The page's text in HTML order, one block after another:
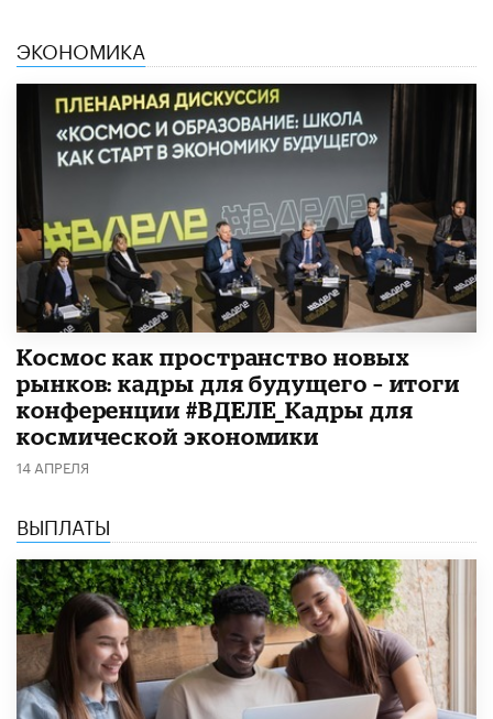
ЭКОНОМИКА
Космос как пространство новых
рынков: кадры для будущего – итоги
конференции #ВДЕЛЕ_Кадры для
космической экономики
14 АПРЕЛЯ
ВЫПЛАТЫ